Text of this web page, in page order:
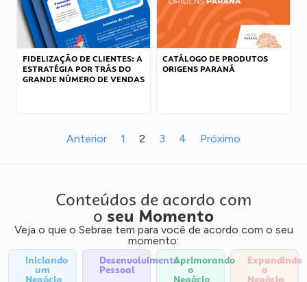
FIDELIZAÇÃO DE CLIENTES: A
ESTRATÉGIA POR TRÁS DO
GRANDE NÚMERO DE VENDAS
CATÁLOGO DE PRODUTOS
ORIGENS PARANÁ
Anterior 1 2 3 4 Próximo
Conteúdos de acordo com
o seu Momento
Veja o que o Sebrae tem para você de acordo com o seu
momento:
Iniciando
um
Negócio
Desenvolvimento
Pessoal
Aprimorando
o
Negócio
Expandindo
o
Negócio